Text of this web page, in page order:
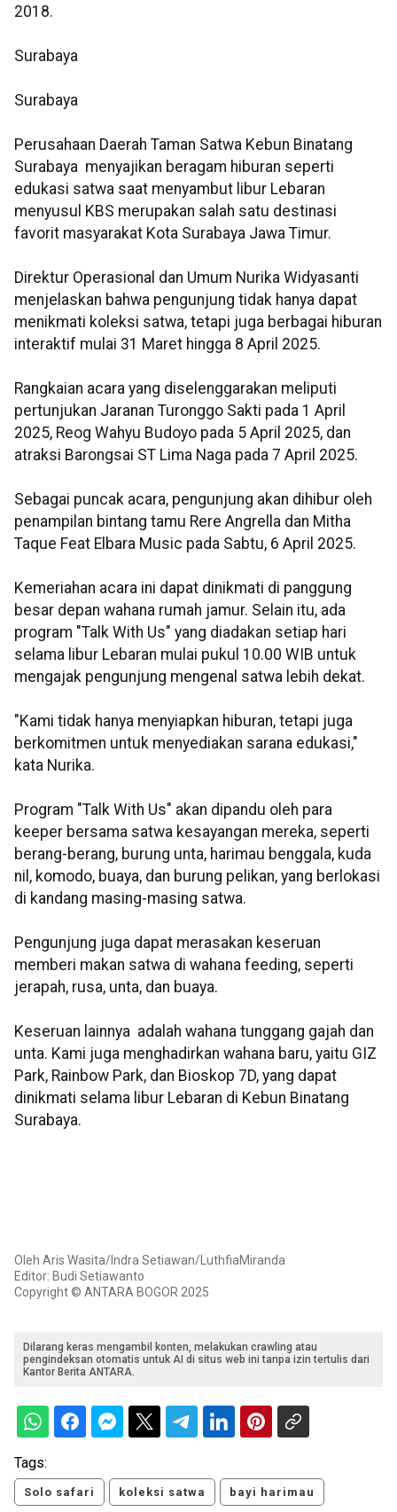
2018.
Surabaya
Surabaya
Perusahaan Daerah Taman Satwa Kebun Binatang
Surabaya menyajikan beragam hiburan seperti
edukasi satwa saat menyambut libur Lebaran
menyusul KBS merupakan salah satu destinasi
favorit masyarakat Kota Surabaya Jawa Timur.
Direktur Operasional dan Umum Nurika Widyasanti
menjelaskan bahwa pengunjung tidak hanya dapat
menikmati koleksi satwa, tetapi juga berbagai hiburan
interaktif mulai 31 Maret hingga 8 April 2025.
Rangkaian acara yang diselenggarakan meliputi
pertunjukan Jaranan Turonggo Sakti pada 1 April
2025, Reog Wahyu Budoyo pada 5 April 2025, dan
atraksi Barongsai ST Lima Naga pada 7 April 2025.
Sebagai puncak acara, pengunjung akan dihibur oleh
penampilan bintang tamu Rere Angrella dan Mitha
Taque Feat Elbara Music pada Sabtu, 6 April 2025.
Kemeriahan acara ini dapat dinikmati di panggung
besar depan wahana rumah jamur. Selain itu, ada
program "Talk With Us" yang diadakan setiap hari
selama libur Lebaran mulai pukul 10.00 WIB untuk
mengajak pengunjung mengenal satwa lebih dekat.
"Kami tidak hanya menyiapkan hiburan, tetapi juga
berkomitmen untuk menyediakan sarana edukasi,"
kata Nurika.
Program "Talk With Us" akan dipandu oleh para
keeper bersama satwa kesayangan mereka, seperti
berang-berang, burung unta, harimau benggala, kuda
nil, komodo, buaya, dan burung pelikan, yang berlokasi
di kandang masing-masing satwa.
Pengunjung juga dapat merasakan keseruan
memberi makan satwa di wahana feeding, seperti
jerapah, rusa, unta, dan buaya.
Keseruan lainnya adalah wahana tunggang gajah dan
unta. Kami juga menghadirkan wahana baru, yaitu GIZ
Park, Rainbow Park, dan Bioskop 7D, yang dapat
dinikmati selama libur Lebaran di Kebun Binatang
Surabaya.
Oleh Aris Wasita/Indra Setiawan/LuthfiaMiranda
Editor: Budi Setiawanto
Copyright © ANTARA BOGOR 2025
Dilarang keras mengambil konten, melakukan crawling atau
pengindeksan otomatis untuk AI di situs web ini tanpa izin tertulis dari
Kantor Berita ANTARA.
Tags:
Solo safari koleksi satwa bayi harimau